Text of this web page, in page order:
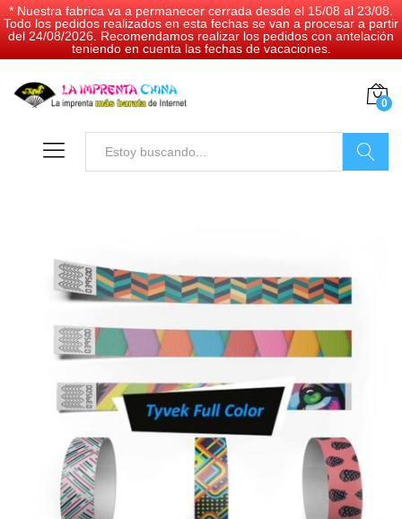
* Nuestra fabrica va a permanecer cerrada desde el 15/08 al 23/08.
Todo los pedidos realizados en esta fechas se van a procesar a partir
del 24/08/2026. Recomendamos realizar los pedidos con antelación
teniendo en cuenta las fechas de vacaciones.
0